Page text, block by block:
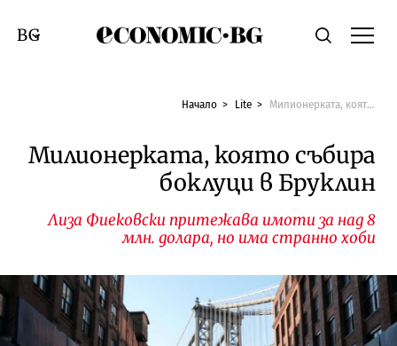
Economic.bgТърсене
Смяна на език
Начало Lite Милионерката, която събира боклуци в Бруклин
Милионерката, която събира
боклуци в Бруклин
Лиза Фиековски притежава имоти за над 8
млн. долара, но има странно хоби